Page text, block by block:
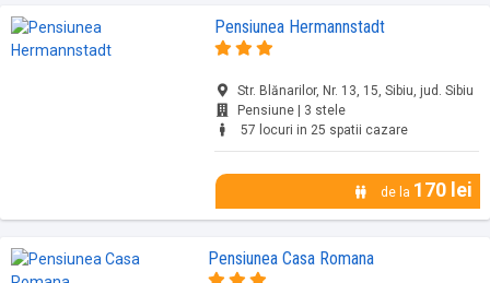
Pensiunea Hermannstadt
Str. Blănarilor, Nr. 13, 15, Sibiu, jud. Sibiu
Pensiune | 3 stele
57 locuri in 25 spatii cazare
de la 170 lei
Pensiunea Casa Romana